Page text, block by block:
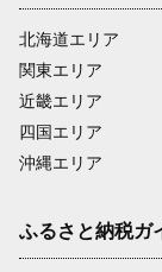
北海道エリア
関東エリア
近畿エリア
四国エリア
沖縄エリア
ふるさと納税ガ